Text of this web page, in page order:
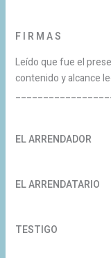
F I R M A S
Leído que fue el
contenido y alcance
EL ARRENDADOR
EL ARRENDATARIO
TESTIGO